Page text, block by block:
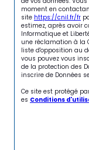
moment en
site https://cnil.fr/fr
estimez, après avoir
Informatique et
une réclamation à la
liste d'opposition au
vous pouvez vous
de la protection des
inscrire de Données
Ce site est protégé par
es Conditions